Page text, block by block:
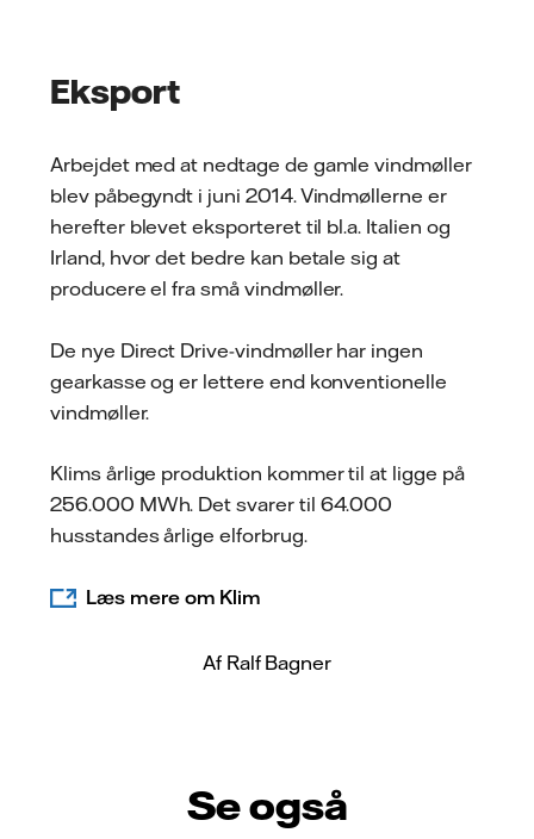
Eksport
Arbejdet med at nedtage de gamle vindmøller
blev påbegyndt i juni 2014. Vindmøllerne er
herefter blevet eksporteret til bl.a. Italien og
Irland, hvor det bedre kan betale sig at
producere el fra små vindmøller.
De nye Direct Drive-vindmøller har ingen
gearkasse og er lettere end konventionelle
vindmøller.
Klims årlige produktion kommer til at ligge på
256.000 MWh. Det svarer til 64.000
husstandes årlige elforbrug.
Læs mere om Klim
Af Ralf Bagner
Se også